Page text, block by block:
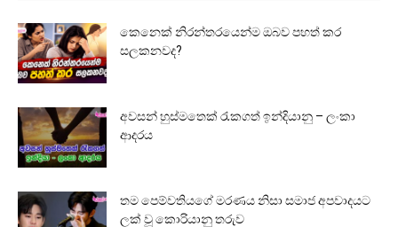
කෙනෙක් නිරන්තරයෙන්ම ඔබව පහත් කර
සලකනවද?
අවසන් හුස්මතෙක් රැකගත් ඉන්දියානු – ලංකා
ආදරය
තම පෙම්වතියගේ මරණය නිසා සමාජ අපවාදයට
ලක් වූ කොරියානු තරුව